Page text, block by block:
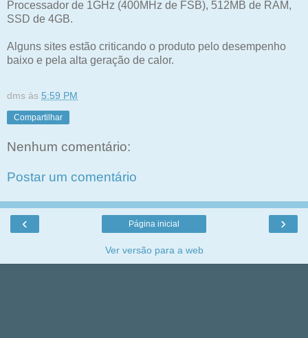
Processador de 1GHz (400MHz de FSB), 512MB de RAM,
SSD de 4GB.
Alguns sites estão criticando o produto pelo desempenho
baixo e pela alta geração de calor.
dms às 5:59 PM
Compartilhar
Nenhum comentário:
Postar um comentário
‹ ›
Página inicial
Ver versão para a web